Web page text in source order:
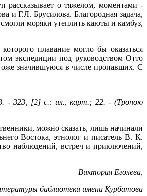
рассказывает о тяжелом, моментами -
и Г.Л. Брусилова. Благородная задача,
моряки утеплить каюты и камбуз,
плавание могло бы оказаться
экспедиции под руководством Отто
значившуюся в числе пропавших. С
- 323, [2] с.: ил., карт.; 22. - (Тропою
можно сказать, лишь начинали
Востока, этнолог и писатель В. К.
наблюдений, встреч и приключений,
Виктория Еголева,
библиотеки имени Курбатова